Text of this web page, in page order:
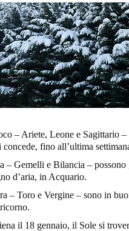
– Ariete, Leone e Sagittario
fino all’ultima
– Gemelli e Bilancia –
d’aria, in Acquario.
– Toro e Vergine – sono in
il 18 gennaio, il Sole si